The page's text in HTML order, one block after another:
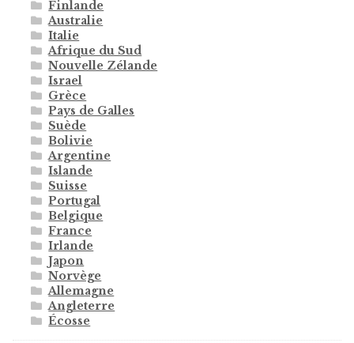
Finlande
Australie
Italie
Afrique du Sud
Nouvelle Zélande
Israel
Grèce
Pays de Galles
Suède
Bolivie
Argentine
Islande
Suisse
Portugal
Belgique
France
Irlande
Japon
Norvège
Allemagne
Angleterre
Écosse